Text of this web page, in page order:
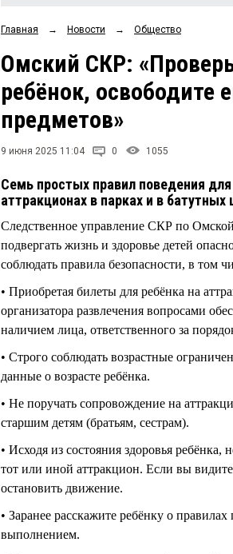
Главная → Новости → Общество
Омский СКР:
ребёнок, освободите
предметов»
9 июня 2025 11:04 0 1055
Семь простых правил поведения
аттракционах в парках и в батутных
Следственное управление СКР по
подвергать жизнь и здоровье детей
соблюдать правила безопасности, в том
• Приобретая билеты для ребёнка на
организатора развлечения вопросами
наличием лица, ответственного за
• Строго соблюдать возрастные
данные о возрасте ребёнка.
• Не поручать сопровождение на
старшим детям (братьям, сестрам).
• Исходя из состояния здоровья
тот или иной аттракцион. Если вы
остановить движение.
• Заранее расскажите ребёнку о
выполнением.